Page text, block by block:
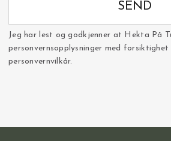
SEND
Jeg har lest og godkjenner at Hekta På
personvernsopplysninger med forsiktighet
personvernvilkår.